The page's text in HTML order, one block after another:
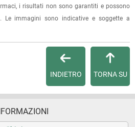
spedizione.
contattaci via
Condizioni di vendita
i risultati non sono garantiti e possono
Le immagini sono indicative e soggette a
TORNA SU
INDIETRO